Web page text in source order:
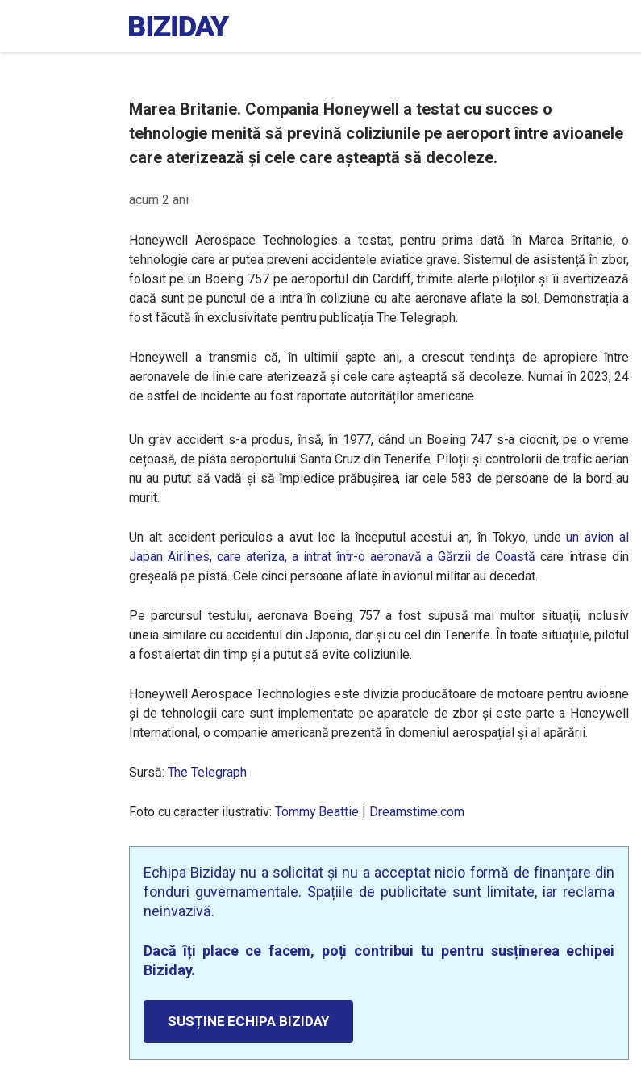
Marea Britanie. Compania Honeywell a testat cu succes o
tehnologie menită să prevină coliziunile pe aeroport între avioanele
care aterizează și cele care așteaptă să decoleze.
acum 2 ani
Honeywell Aerospace Technologies a testat, pentru prima dată în Marea Britanie, o
tehnologie care ar putea preveni accidentele aviatice grave. Sistemul de asistență în zbor,
folosit pe un Boeing 757 pe aeroportul din Cardiff, trimite alerte piloților și îi avertizează
dacă sunt pe punctul de a intra în coliziune cu alte aeronave aflate la sol. Demonstrația a
fost făcută în exclusivitate pentru publicația The Telegraph.
Honeywell a transmis că, în ultimii șapte ani, a crescut tendința de apropiere între
aeronavele de linie care aterizează și cele care așteaptă să decoleze. Numai în 2023, 24
de astfel de incidente au fost raportate autorităților americane.
Un grav accident s-a produs, însă, în 1977, când un Boeing 747 s-a ciocnit, pe o vreme
cețoasă, de pista aeroportului Santa Cruz din Tenerife. Piloții și controlorii de trafic aerian
nu au putut să vadă și să împiedice prăbușirea, iar cele 583 de persoane de la bord au
murit.
Un alt accident periculos a avut loc la începutul acestui an, în Tokyo, undeun avion al
Japan Airlines, care ateriza, a intrat într-o aeronavă a Gărzii de Coastă care intrase din
greșeală pe pistă. Cele cinci persoane aflate în avionul militar au decedat.
Pe parcursul testului, aeronava Boeing 757 a fost supusă mai multor situații, inclusiv
uneia similare cu accidentul din Japonia, dar și cu cel din Tenerife. În toate situațiile, pilotul
a fost alertat din timp și a putut să evite coliziunile.
Honeywell Aerospace Technologies este divizia producătoare de motoare pentru avioane
și de tehnologii care sunt implementate pe aparatele de zbor și este parte a Honeywell
International, o companie americană prezentă în domeniul aerospațial și al apărării.
Sursă: The Telegraph
Foto cu caracter ilustrativ: Tommy Beattie | Dreamstime.com
Echipa Biziday nu a solicitat și nu a acceptat nicio formă de finanțare din
fonduri guvernamentale. Spațiile de publicitate sunt limitate, iar reclama
neinvazivă.
Dacă îți place ce facem, poți contribui tu pentru susținerea echipei
Biziday.
SUSȚINE ECHIPA BIZIDAY